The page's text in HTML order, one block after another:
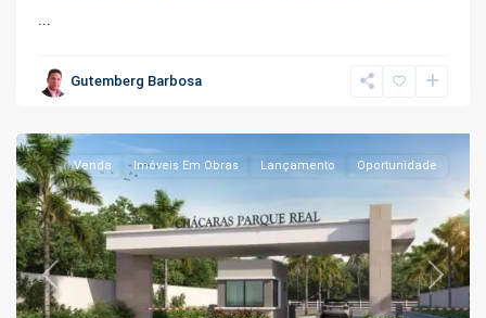
...
Gutemberg Barbosa
Urbano,
Previous Next
Venda Imóveis Em Obras Lançamento Oportunidade